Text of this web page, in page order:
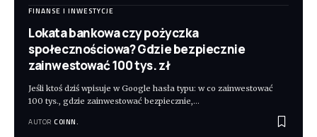
FINANSE I INWESTYCJE
Lokata bankowa czy pożyczka
społecznościowa? Gdzie bezpiecznie
zainwestować 100 tys. zł
Jeśli ktoś dziś wpisuje w Google hasła typu: w co zainwestować
100 tys., gdzie zainwestować bezpiecznie, …
AUTOR COINN.